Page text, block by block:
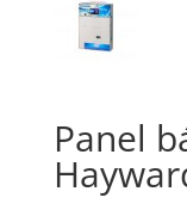
Panel